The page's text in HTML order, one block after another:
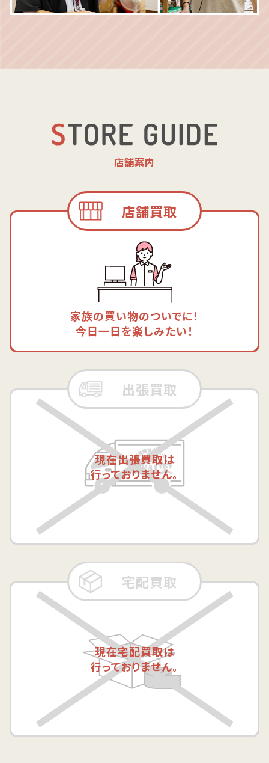
店舗案内
店舗買取
家族の買い物のついでに！
今日一日を楽しみたい！
出張買取
現在出張買取は
行っておりません。
宅配買取
現在宅配買取は
行っておりません。